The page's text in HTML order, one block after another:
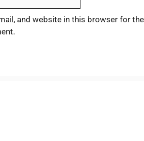
and website in this browser for the